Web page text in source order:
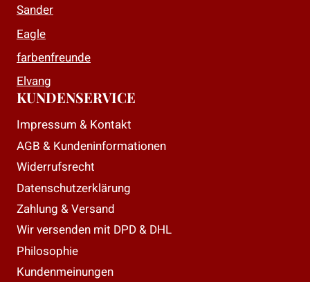
Sander
Eagle
farbenfreunde
Elvang
KUNDENSERVICE
Impressum & Kontakt
AGB & Kundeninformationen
Widerrufsrecht
Datenschutzerklärung
Zahlung & Versand
Wir versenden mit DPD & DHL
Philosophie
Kundenmeinungen